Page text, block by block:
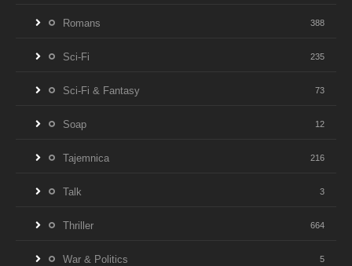
Romans 388
Sci-Fi 235
Sci-Fi & Fantasy 73
Soap 12
Tajemnica 216
Talk 3
Thriller 664
War & Politics 5